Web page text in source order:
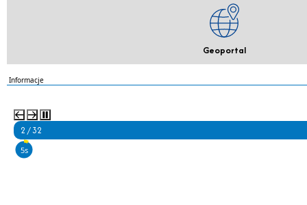
Geoportal
Informacje
2 / 32
4s